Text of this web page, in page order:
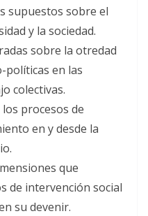
supuestos sobre el
y la sociedad.
sobre la otredad
políticas en las
colectivas.
procesos de
en y desde la
que
de intervención social
su devenir.